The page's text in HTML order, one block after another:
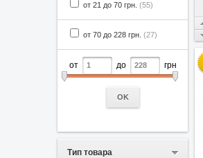
от 21 до 70 грн. (55)
от 70 до 228 грн. (27)
от до грн
OK
Тип товара